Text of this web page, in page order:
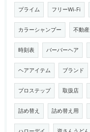
プライム フリーWi-Fi
カラーシャンプー 不動産
時刻表 バーバーヘア
ヘアアイテム ブランド
プロステップ 取扱店
詰め替え 詰め替え用